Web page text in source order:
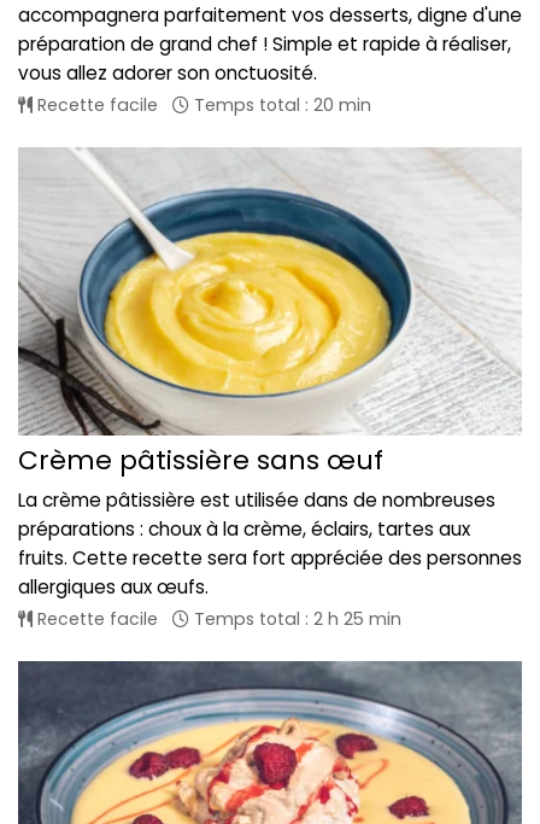
accompagnera parfaitement vos desserts, digne d'une
préparation de grand chef ! Simple et rapide à réaliser,
vous allez adorer son onctuosité.
Recette facile Temps total : 20 min
Crème pâtissière sans œuf
La crème pâtissière est utilisée dans de nombreuses
préparations : choux à la crème, éclairs, tartes aux
fruits. Cette recette sera fort appréciée des personnes
allergiques aux œufs.
Recette facile Temps total : 2 h 25 min